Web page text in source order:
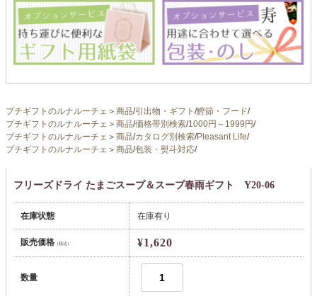
プチギフトのルナルーチェ ＞ 商品/引出物・ギフト /鰹節・フード/
プチギフトのルナルーチェ ＞ 商品/価格帯別検索/1000円～1999円/
プチギフトのルナルーチェ ＞ 商品/カタログ別検索/Pleasant Life/
プチギフトのルナルーチェ ＞ 商品/包装・熨斗対応/
フリーズドライ たまごスープ＆スープ春雨ギフト Y20-06
在庫状態 在庫有り
販売価格（税込） ¥1,620
数量